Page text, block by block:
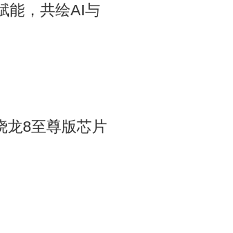
能，共绘AI与
龙8至尊版芯片